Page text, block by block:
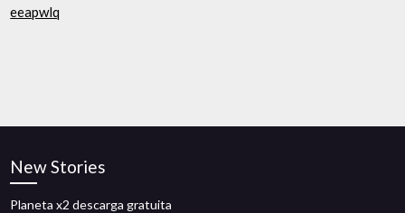
eeapwlq
New Stories
Planeta x2 descarga gratuita